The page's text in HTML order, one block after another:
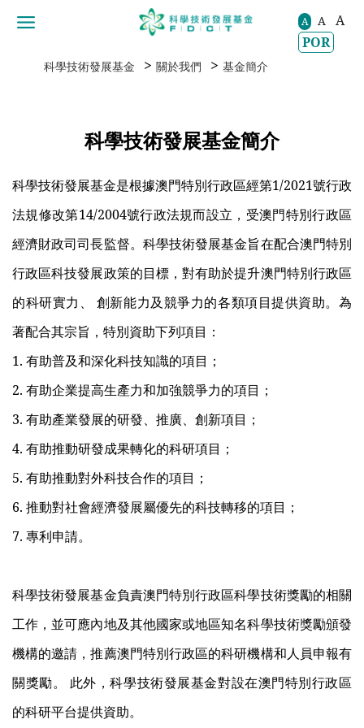
移動到内容區域 A A
A
POR
科學技術發展基金 > 關於我們 > 基金簡介
科學技術發展基金簡介
科學技術發展基金是根據澳門特別行政區經第1/2021號行政
法規修改第14/2004號行政法規而設立，受澳門特別行政區
經濟財政司司長監督。科學技術發展基金旨在配合澳門特別
行政區科技發展政策的目標，對有助於提升澳門特別行政區
的科研實力、 創新能力及競爭力的各類項目提供資助。為
著配合其宗旨，特別資助下列項目：
1. 有助普及和深化科技知識的項目；
2. 有助企業提高生產力和加強競爭力的項目；
3. 有助產業發展的研發、推廣、創新項目；
4. 有助推動研發成果轉化的科研項目；
5. 有助推動對外科技合作的項目；
6. 推動對社會經濟發展屬優先的科技轉移的項目；
7. 專利申請。
科學技術發展基金負責澳門特別行政區科學技術獎勵的相關
工作，並可應內地及其他國家或地區知名科學技術獎勵頒發
機構的邀請，推薦澳門特別行政區的科研機構和人員申報有
關獎勵。 此外，科學技術發展基金對設在澳門特別行政區
的科研平台提供資助。